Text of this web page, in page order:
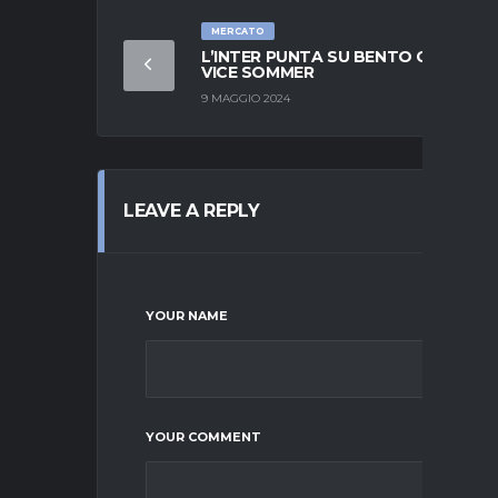
MERCATO
L’INTER PUNTA SU BENTO COME
VICE SOMMER
9 MAGGIO 2024
LEAVE A REPLY
YOUR NAME
YOUR COMMENT